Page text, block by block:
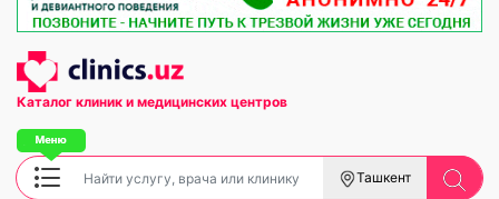
Каталог клиник и медицинских центров
Ташкент